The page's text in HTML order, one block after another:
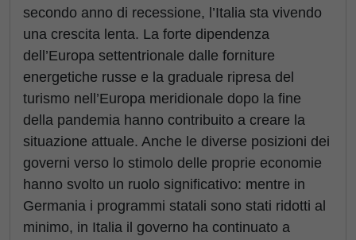
secondo anno di recessione, l’Italia sta vivendo
una crescita lenta. La forte dipendenza
dell’Europa settentrionale dalle forniture
energetiche russe e la graduale ripresa del
turismo nell’Europa meridionale dopo la fine
della pandemia hanno contribuito a creare la
situazione attuale. Anche le diverse posizioni dei
governi verso lo stimolo delle proprie economie
hanno svolto un ruolo significativo: mentre in
Germania i programmi statali sono stati ridotti al
minimo, in Italia il governo ha continuato a